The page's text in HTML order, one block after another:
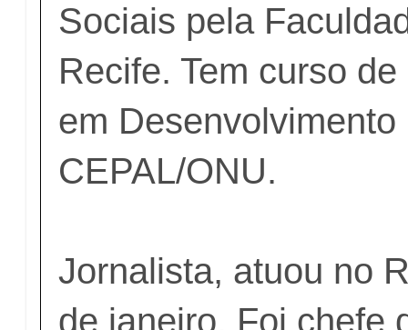
Sociais pela
Recife. Tem curso
em
CEPAL/ONU.
Jornalista, atuou no
de janeiro. Foi chefe